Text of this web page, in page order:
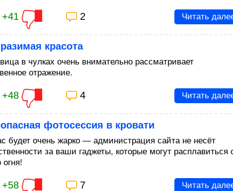
+41 2 Читать
красота
в чулках очень внимательно рассматривает
отражение.
+48 4 Читать
фотосессия в кровати
будет очень жарко — администрация сайта не несёт
за ваши гаджеты, которые могут расплавиться
огня!
+58 7 Читать